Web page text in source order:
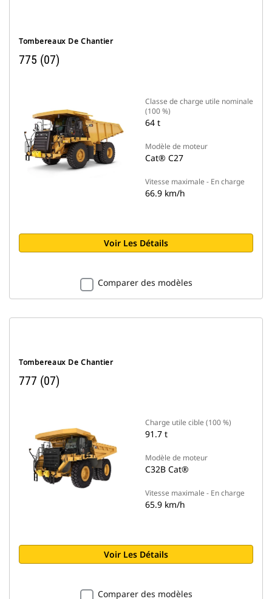
Tombereaux De Chantier
775 (07)
Classe de charge utile nominale
(100 %)
64 t
Modèle de moteur
Cat® C27
Vitesse maximale - En charge
66.9 km/h
Voir Les Détails
Comparer des modèles
Tombereaux De Chantier
777 (07)
Charge utile cible (100 %)
91.7 t
Modèle de moteur
C32B Cat®
Vitesse maximale - En charge
65.9 km/h
Voir Les Détails
Comparer des modèles